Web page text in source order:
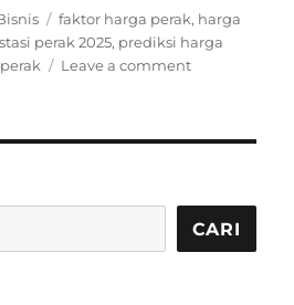
Tags
faktor harga perak, harga
perak 2025, prediksi harga
Leave a commenton
2025:
Tren
dan
CARI